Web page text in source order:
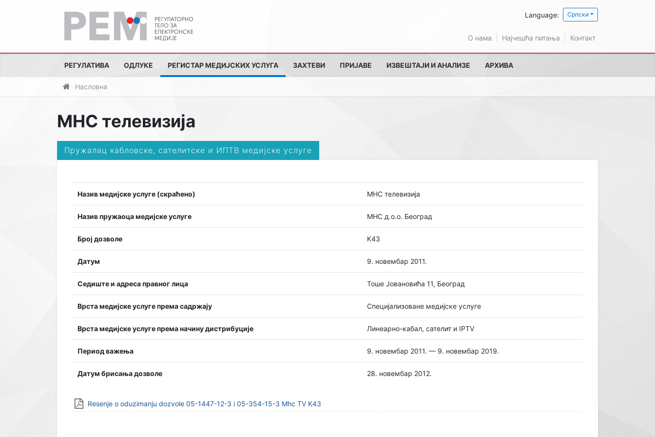
Language: Српски
О нама Најчешћа питања Контакт
РЕГУЛАТИВА ОДЛУКЕ РЕГИСТАР МЕДИЈСКИХ УСЛУГА ЗАХТЕВИ ПРИЈАВЕ ИЗВЕШТАЈИ И АНАЛИЗЕ АРХИВА
Насловна
MHC телевизија
Пружалац кабловске, сателитске и ИПТВ медијске услуге
Назив медијске услуге (скраћено) MHC телевизија
Назив пружаоца медијске услуге MHC д.о.о. Београд
Број дозволе К43
Датум 9. новембар 2011.
Седиште и адреса правног лица Тоше Јовановића 11, Београд
Врста медијске услуге према садржају Специјализоване медијске услуге
Врста медијске услуге према начину дистрибуције Линеарно-кабал, сателит и IPTV
Период важења 9. новембар 2011. — 9. новембар 2019.
Датум брисања дозволе 28. новембар 2012.
Resenje o oduzimanju dozvole 05-1447-12-3 i 05-354-15-3 Mhc TV K43